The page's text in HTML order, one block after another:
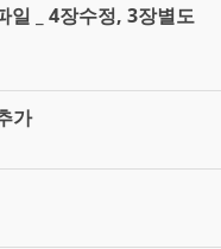
일 _ 4장수정, 3장별도
가